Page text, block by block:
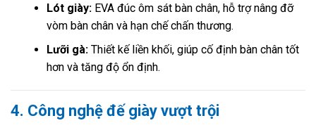
Lót giày:EVA đúc ôm sát bàn chân, hỗ trợ nâng đỡ
vòm bàn chân và hạn chế chấn thương.
Lưỡi gà:Thiết kế liền khối, giúp cố định bàn chân tốt
hơn và tăng độ ổn định.
4. Công nghệ đế giày vượt trội